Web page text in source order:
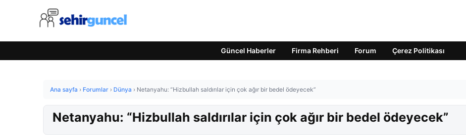
Güncel Haberler Firma Rehberi Forum Çerez Politikası
Ana sayfa › Forumlar › Dünya › Netanyahu: “Hizbullah saldırılar için çok ağır bir bedel ödeyecek”
Netanyahu: “Hizbullah saldırılar için çok ağır bir bedel ödeyecek”